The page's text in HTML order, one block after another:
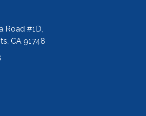
Road #1D,
CA 91748